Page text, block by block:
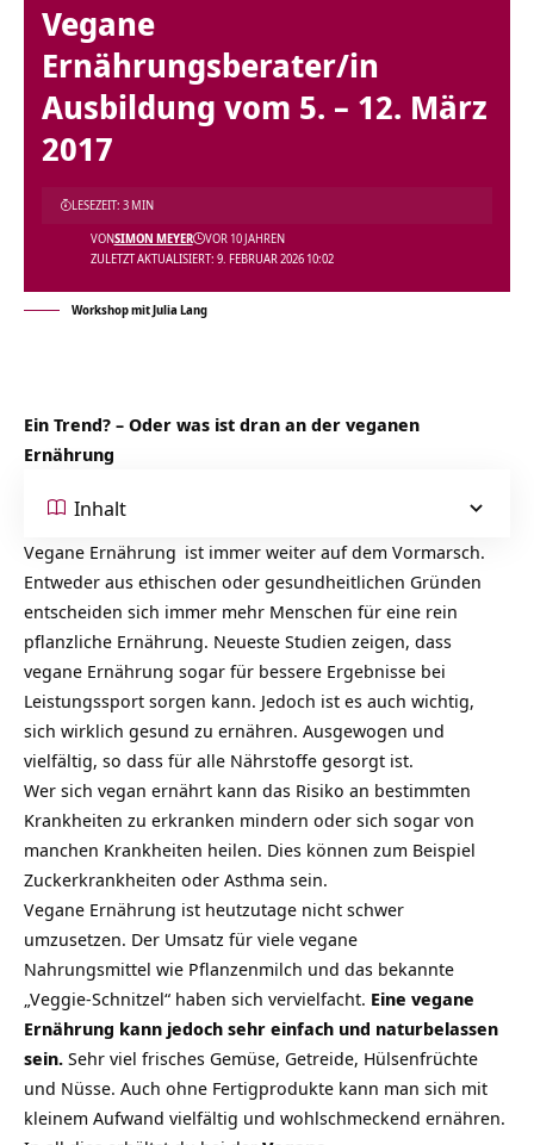
Vegane
Ernährungsberater/in
Ausbildung vom 5. – 12. März
2017
ZULETZT AKTUALISIERT: 9. FEBRUAR 2026 10:02
VONSIMON MEYER VOR 10 JAHREN
LESEZEIT: 3 MIN
Workshop mit Julia Lang
Ein Trend? – Oder was ist dran an der veganen
Ernährung
Inhalt
Vegane Ernährung ist immer weiter auf dem Vormarsch.
Entweder aus ethischen oder gesundheitlichen Gründen
entscheiden sich immer mehr Menschen für eine rein
pflanzliche Ernährung. Neueste Studien zeigen, dass
vegane Ernährung sogar für bessere Ergebnisse bei
Leistungssport sorgen kann. Jedoch ist es auch wichtig,
sich wirklich gesund zu ernähren. Ausgewogen und
vielfältig, so dass für alle Nährstoffe gesorgt ist.
Wer sich vegan ernährt kann das Risiko an bestimmten
Krankheiten zu erkranken mindern oder sich sogar von
manchen Krankheiten heilen. Dies können zum Beispiel
Zuckerkrankheiten oder Asthma sein.
Vegane Ernährung ist heutzutage nicht schwer
umzusetzen. Der Umsatz für viele vegane
Nahrungsmittel wie Pflanzenmilch und das bekannte
„Veggie-Schnitzel“ haben sich vervielfacht. Eine vegane
Ernährung kann jedoch sehr einfach und naturbelassen
sein. Sehr viel frisches Gemüse, Getreide, Hülsenfrüchte
und Nüsse. Auch ohne Fertigprodukte kann man sich mit
kleinem Aufwand vielfältig und wohlschmeckend ernähren.